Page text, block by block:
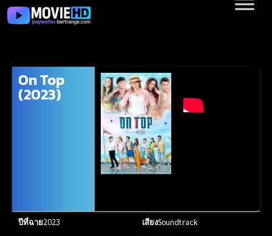
On Top
(2023)
ปีที่ฉาย2023 เสียงSoundtrack